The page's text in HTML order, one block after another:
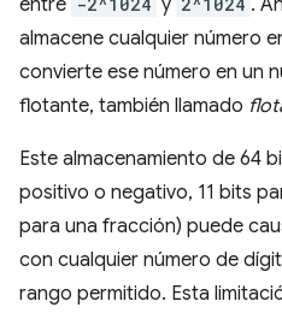
entre
y
.
almacene cualquier número
convierte ese número en un
flotante, también llamado
Este almacenamiento de 64
positivo o negativo, 11 bits
para una fracción) puede
con cualquier número de
rango permitido. Esta